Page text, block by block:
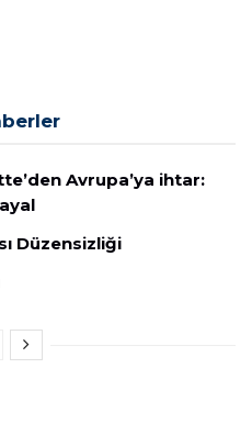
Avrupa’ya ihtar:
Düzensizliği